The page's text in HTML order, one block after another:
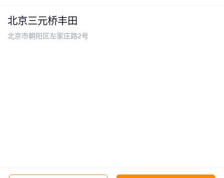
北京三元桥丰田
北京市朝阳区左家庄路2号